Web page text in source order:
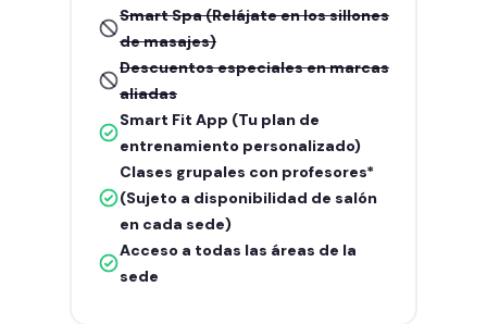
Smart Spa (Relájate en los sillones
de masajes)
Descuentos especiales en marcas
aliadas
Smart Fit App (Tu plan de
entrenamiento personalizado)
Clases grupales con profesores*
(Sujeto a disponibilidad de salón
en cada sede)
Acceso a todas las áreas de la
sede